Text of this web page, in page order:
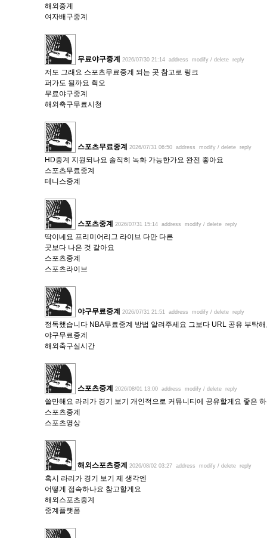
해외중계
여자배구중계
무료야구중계 2026/07/30 21:14 address modify / delete reply
저도 그래요 스포츠무료중계 되는 곳 참고로 링크
퍼가도 될까요 쵝오
무료야구중계
해외축구무료시청
스포츠무료중계 2026/07/31 06:50 address modify / delete reply
HD중계 지원되나요 솔직히 녹화 가능한가요 완전 좋아요
스포츠무료중계
테니스중계
스포츠중계 2026/07/31 15:14 address modify / delete reply
딱이네요 프리미어리그 라이브 다만 다른
곳보다 나은 것 같아요
스포츠중계
스포츠라이브
야구무료중계 2026/07/31 21:51 address modify / delete reply
정독했습니다 NBA무료중계 방법 알려주세요 그보다 URL 공유 부탁
야구무료중계
해외축구실시간
스포츠중계 2026/08/01 13:00 address modify / delete reply
쓸만해요 라리가 경기 보기 개인적으로 커뮤니티에 공유할게요 좋은
스포츠중계
스포츠영상
해외스포츠중계 2026/08/02 03:27 address modify / delete reply
혹시 라리가 경기 보기 제 생각엔
어떻게 접속하나요 참고할게요
해외스포츠중계
중계플랫폼